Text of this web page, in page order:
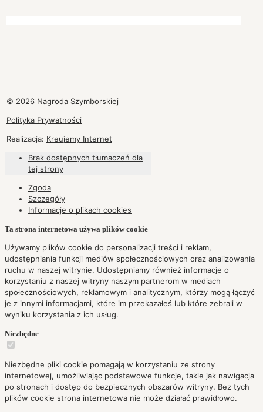
© 2026 Nagroda Szymborskiej
Polityka Prywatności
Realizacja: Kreujemy Internet
Brak dostępnych tłumaczeń dla
tej strony
Zgoda
Szczegóły
Informacje o plikach cookies
Ta strona internetowa używa plików cookie
Używamy plików cookie do personalizacji treści i reklam,
udostępniania funkcji mediów społecznościowych oraz analizowania
ruchu w naszej witrynie. Udostępniamy również informacje o
korzystaniu z naszej witryny naszym partnerom w mediach
społecznościowych, reklamowym i analitycznym, którzy mogą łączyć
je z innymi informacjami, które im przekazałeś lub które zebrali w
wyniku korzystania z ich usług.
Niezbędne
Niezbędne pliki cookie pomagają w korzystaniu ze strony
internetowej, umożliwiając podstawowe funkcje, takie jak nawigacja
po stronach i dostęp do bezpiecznych obszarów witryny. Bez tych
plików cookie strona internetowa nie może działać prawidłowo.